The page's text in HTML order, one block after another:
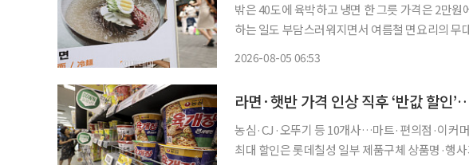
밖은 40도에 육박하고 냉면 한 그릇 가격은 2만
하는 일도 부담스러워지면서 여름철 면요리의 무대
2026-08-05 06:53
라면·햇반 가격 인상 직후 ‘반값 할인
농심·CJ·오뚜기 등 10개사…마트·편의점·이커
최대 할인은 롯데칠성 일부 제품구체 상품명·행